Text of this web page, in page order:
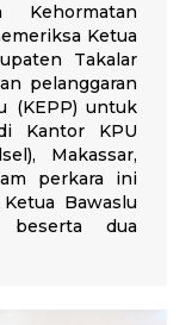
Ketua
Takalar
pelanggaran
(KEPP) untuk
Kantor KPU
Makassar,
perkara ini
Bawaslu
beserta dua